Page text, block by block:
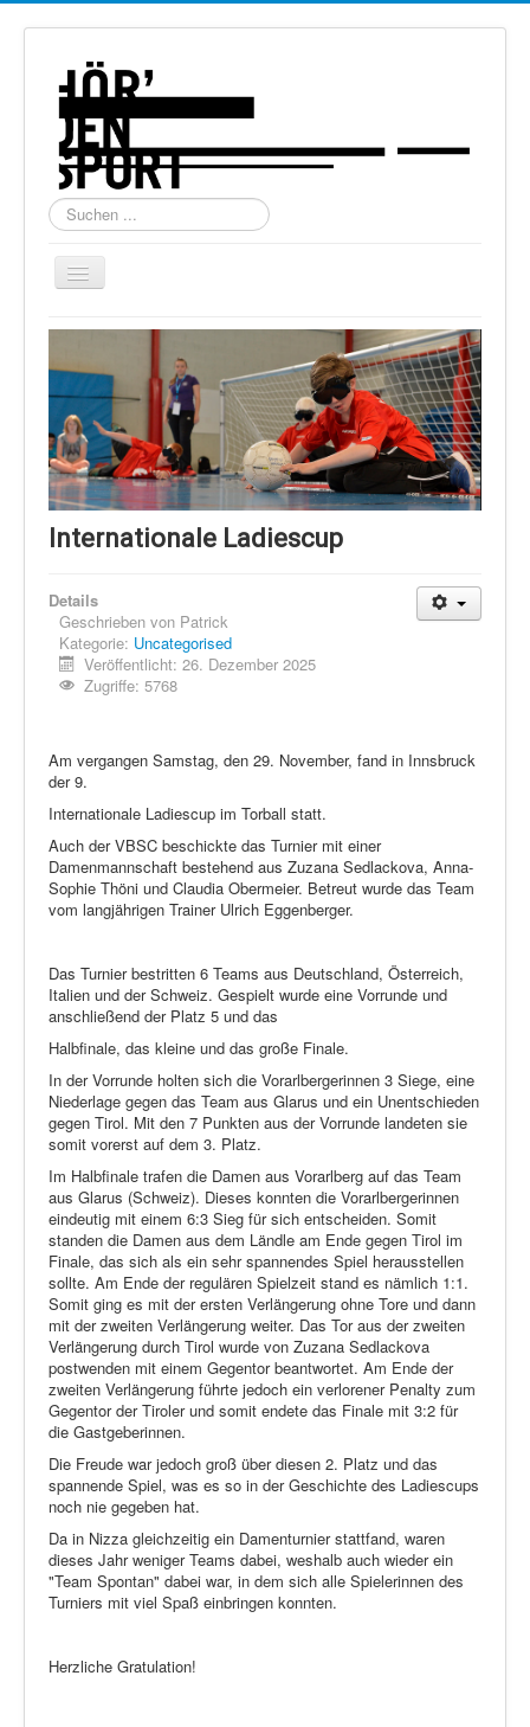
Suchen
...
Navigation
Home
Über uns
Torball
Schießen
Schi Alpin
Schi Nordisch
Showdown
Datenschutz
Internationale Ladiescup
Details
Geschrieben von Patrick
Kategorie: Uncategorised
Veröffentlicht: 26. Dezember 2025
Zugriffe: 5768
Am vergangen Samstag, den 29. November, fand in Innsbruck
der 9.
Internationale Ladiescup im Torball statt.
Auch der VBSC beschickte das Turnier mit einer
Damenmannschaft bestehend aus Zuzana Sedlackova, Anna-
Sophie Thöni und Claudia Obermeier. Betreut wurde das Team
vom langjährigen Trainer Ulrich Eggenberger.
Das Turnier bestritten 6 Teams aus Deutschland, Österreich,
Italien und der Schweiz. Gespielt wurde eine Vorrunde und
anschließend der Platz 5 und das
Halbfinale, das kleine und das große Finale.
In der Vorrunde holten sich die Vorarlbergerinnen 3 Siege, eine
Niederlage gegen das Team aus Glarus und ein Unentschieden
gegen Tirol. Mit den 7 Punkten aus der Vorrunde landeten sie
somit vorerst auf dem 3. Platz.
Im Halbfinale trafen die Damen aus Vorarlberg auf das Team
aus Glarus (Schweiz). Dieses konnten die Vorarlbergerinnen
eindeutig mit einem 6:3 Sieg für sich entscheiden. Somit
standen die Damen aus dem Ländle am Ende gegen Tirol im
Finale, das sich als ein sehr spannendes Spiel herausstellen
sollte. Am Ende der regulären Spielzeit stand es nämlich 1:1.
Somit ging es mit der ersten Verlängerung ohne Tore und dann
mit der zweiten Verlängerung weiter. Das Tor aus der zweiten
Verlängerung durch Tirol wurde von Zuzana Sedlackova
postwenden mit einem Gegentor beantwortet. Am Ende der
zweiten Verlängerung führte jedoch ein verlorener Penalty zum
Gegentor der Tiroler und somit endete das Finale mit 3:2 für
die Gastgeberinnen.
Die Freude war jedoch groß über diesen 2. Platz und das
spannende Spiel, was es so in der Geschichte des Ladiescups
noch nie gegeben hat.
Da in Nizza gleichzeitig ein Damenturnier stattfand, waren
dieses Jahr weniger Teams dabei, weshalb auch wieder ein
"Team Spontan" dabei war, in dem sich alle Spielerinnen des
Turniers mit viel Spaß einbringen konnten.
Herzliche Gratulation!